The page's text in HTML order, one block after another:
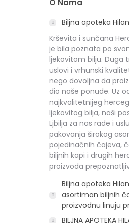
O Nama
Biljna apoteka
Krševita i sunčana
je bila poznata po
ljekovitom bilju. Duga
uslovi i vrhunski
nego dovoljna da
dio naše ponude. Uz
najkvalitetnijeg
ljekovitog bilja, naši
Ljbilja za nas rade i
pakovanja širokog
pojedinačnih čajeva,
biljnih kapi i drugih
proizvoda
Biljna apoteka
asortiman biljnih
proizvodnu linuju
BILJNA APOTEKA